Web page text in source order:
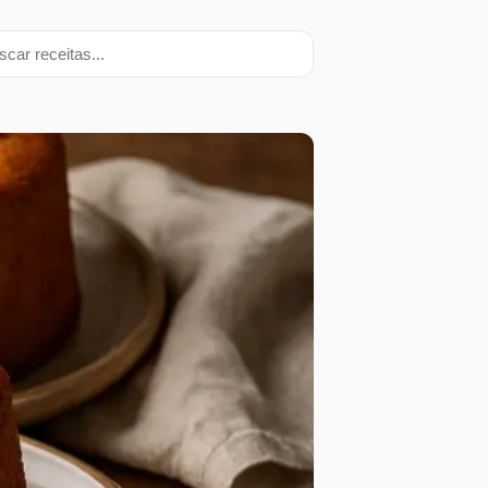
receitas